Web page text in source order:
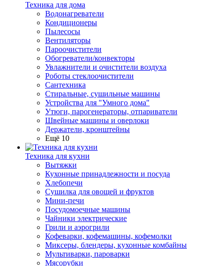
Техника для дома
Водонагреватели
Кондиционеры
Пылесосы
Вентиляторы
Пароочистители
Обогреватели/конвекторы
Увлажнители и очистители воздуха
Роботы стеклоочистители
Сантехника
Стиральные, сушильные машины
Устройства для "Умного дома"
Утюги, парогенераторы, отпариватели
Швейные машины и оверлоки
Держатели, кронштейны
Ещё 10
Техника для кухни
Вытяжки
Кухонные принадлежности и посуда
Хлебопечи
Сушилка для овощей и фруктов
Мини-печи
Посудомоечные машины
Чайники электрические
Грили и аэрогрили
Кофеварки, кофемашины, кофемолки
Миксеры, блендеры, кухонные комбайны
Мультиварки, пароварки
Мясорубки